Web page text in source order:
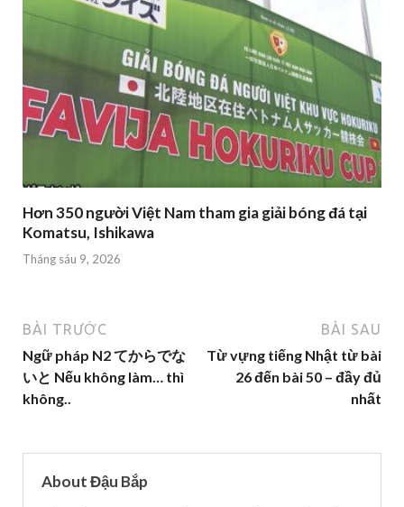
Hơn 350 người Việt Nam tham gia giải bóng đá tại
Komatsu, Ishikawa
Tháng sáu 9, 2026
BÀI TRƯỚC
Ngữ pháp N2 てからでな
いと Nếu không làm… thì
không..
BÀI SAU
Từ vựng tiếng Nhật từ bài
26 đến bài 50 – đầy đủ
nhất
About Đậu Bắp